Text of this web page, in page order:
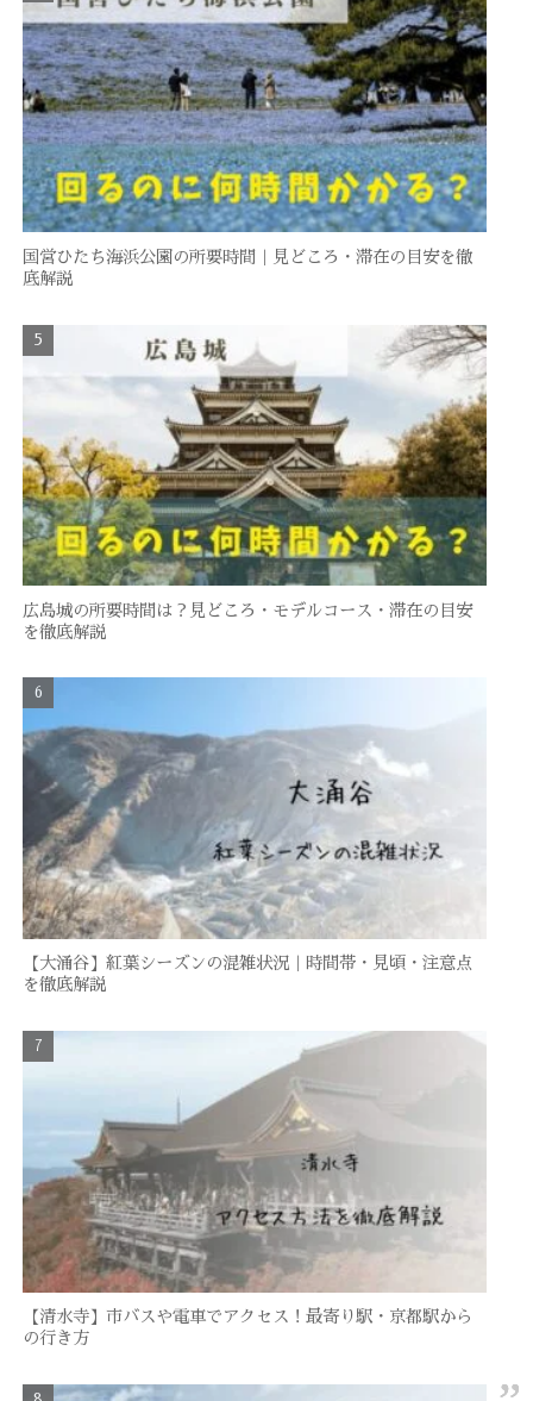
国営ひたち海浜公園の所要時間｜見どころ・滞在の目安を徹
底解説
広島城の所要時間は？見どころ・モデルコース・滞在の目安
を徹底解説
【大涌谷】紅葉シーズンの混雑状況｜時間帯・見頃・注意点
を徹底解説
【清水寺】市バスや電車でアクセス！最寄り駅・京都駅から
の行き方